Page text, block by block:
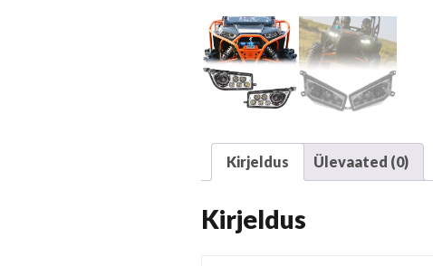
Kirjeldus Ülevaated (0)
Kirjeldus